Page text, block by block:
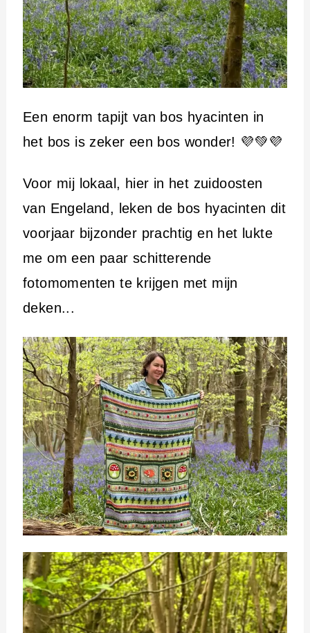
Een enorm tapijt van bos hyacinten in
het bos is zeker een bos wonder! 💜💚💜
Voor mij lokaal, hier in het zuidoosten
van Engeland, leken de bos hyacinten dit
voorjaar bijzonder prachtig en het lukte
me om een ​​paar schitterende
fotomomenten te krijgen met mijn
deken...